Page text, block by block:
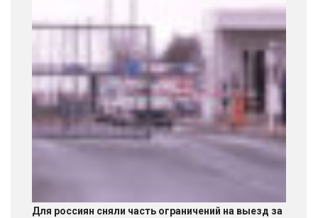
Для россиян сняли часть ограничений на выезд за